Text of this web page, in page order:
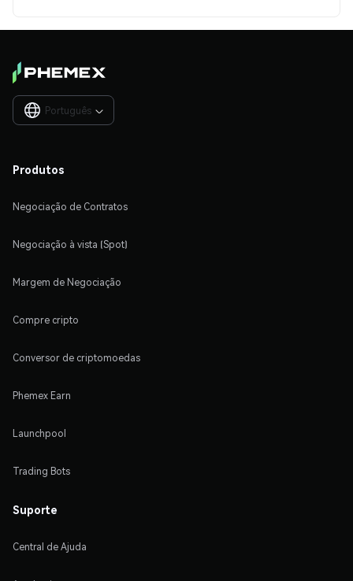
Português 
Produtos
Negociação de Contratos
Negociação à vista (Spot)
Margem de Negociação
Compre cripto
Conversor de criptomoedas
Phemex Earn
Launchpool
Trading Bots
Suporte
Central de Ajuda